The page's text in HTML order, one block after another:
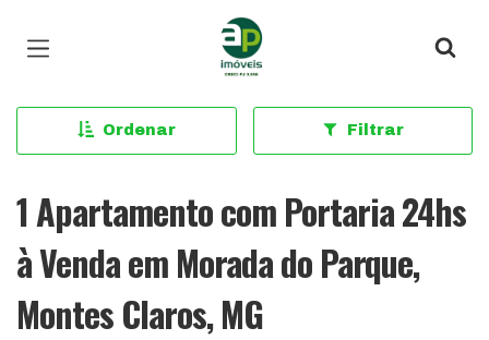
Página inicial
Ordenar Filtrar
1 Apartamento com Portaria 24hs
à Venda em Morada do Parque,
Montes Claros, MG